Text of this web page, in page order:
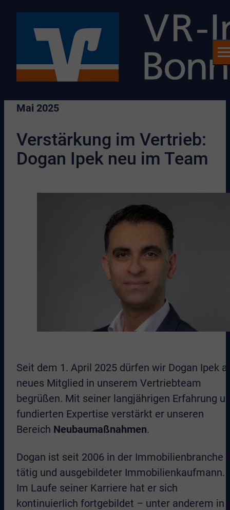
Mai 2025
Verstärkung im Vertrieb:
Dogan Ipek neu im Team
Seit dem 1. April 2025 dürfen wir Dogan Ipek
neues Mitglied in unserem Vertriebteam
begrüßen. Mit seiner langjährigen Erfahrung
fundierten Expertise verstärkt er unseren
Bereich Neubaumaßnahmen.
Dogan ist seit 2006 in der Immobilienbranche
tätig und ausgebildeter Immobilienkaufmann.
Im Laufe seiner Karriere hat er sich
kontinuierlich fortgebildet – unter anderem in